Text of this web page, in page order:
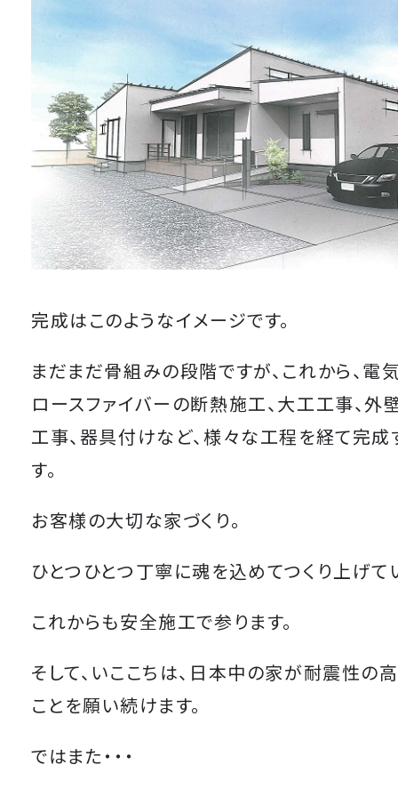
完成はこのようなイメージです。
まだまだ骨組みの段階ですが、これから、電
ロースファイバーの断熱施工、大工工事、外
工事、器具付けなど、様々な工程を経て完成
す。
お客様の大切な家づくり。
ひとつひとつ丁寧に魂を込めてつくり上げて
これからも安全施工で参ります。
そして、いここちは、日本中の家が耐震性の
ことを願い続けます。
ではまた・・・